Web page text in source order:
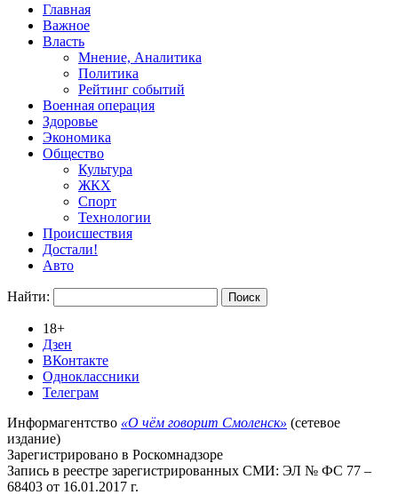
Главная
Важное
Власть
Мнение, Аналитика
Политика
Рейтинг событий
Военная операция
Здоровье
Экономика
Общество
Культура
ЖКХ
Спорт
Технологии
Происшествия
Достали!
Авто
Найти:
18+
Дзен
ВКонтакте
Одноклассники
Телеграм
Информагентство «О чём говорит Смоленск» (сетевое
издание)
Зарегистрировано в Роскомнадзоре
Запись в реестре зарегистрированных СМИ: ЭЛ № ФС 77 –
68403 от 16.01.2017 г.